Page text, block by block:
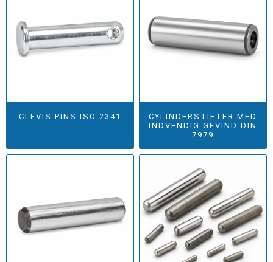
CLEVIS PINS ISO 2341
CYLINDERSTIFTER MED
INDVENDIG GEVIND DIN
7979